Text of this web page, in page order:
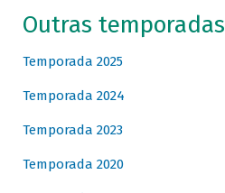
Outras temporadas
Temporada 2025
Temporada 2024
Temporada 2023
Temporada 2020